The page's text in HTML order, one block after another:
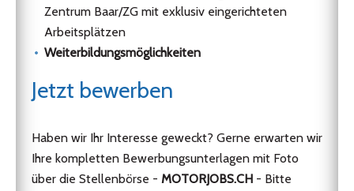
Zentrum Baar/ZG mit exklusiv eingerichteten
Arbeitsplätzen
Weiterbildungsmöglichkeiten
Jetzt bewerben
Haben wir Ihr Interesse geweckt? Gerne erwarten wir
Ihre kompletten Bewerbungsunterlagen mit Foto
über die Stellenbörse - MOTORJOBS.CH - Bitte